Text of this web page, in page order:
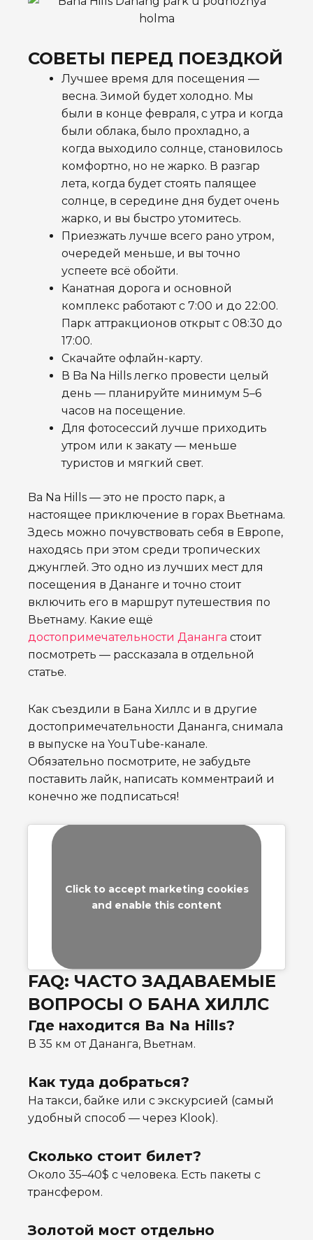
СОВЕТЫ ПЕРЕД ПОЕЗДКОЙ
Лучшее время для посещения —
весна. Зимой будет холодно. Мы
были в конце февраля, с утра и когда
были облака, было прохладно, а
когда выходило солнце, становилось
комфортно, но не жарко. В разгар
лета, когда будет стоять палящее
солнце, в середине дня будет очень
жарко, и вы быстро утомитесь.
Приезжать лучше всего рано утром,
очередей меньше, и вы точно
успеете всё обойти.
Канатная дорога и основной
комплекс работают с 7:00 и до 22:00.
Парк аттракционов открыт с 08:30 до
17:00.
Скачайте офлайн-карту.
В Ba Na Hills легко провести целый
день — планируйте минимум 5–6
часов на посещение.
Для фотосессий лучше приходить
утром или к закату — меньше
туристов и мягкий свет.
Ba Na Hills — это не просто парк, а
настоящее приключение в горах Вьетнама.
Здесь можно почувствовать себя в Европе,
находясь при этом среди тропических
джунглей. Это одно из лучших мест для
посещения в Дананге и точно стоит
включить его в маршрут путешествия по
Вьетнаму. Какие ещё
достопримечательности Дананга стоит
посмотреть — рассказала в отдельной
статье.
Как съездили в Бана Хиллс и в другие
достопримечательности Дананга, снимала
в выпуске на YouTube-канале.
Обязательно посмотрите, не забудьте
поставить лайк, написать комментраий и
конечно же подписаться!
Click to accept marketing cookies
and enable this content
FAQ: ЧАСТО ЗАДАВАЕМЫЕ
ВОПРОСЫ О БАНА ХИЛЛС
Где находится Ba Na Hills?
В 35 км от Дананга, Вьетнам.
Как туда добраться?
На такси, байке или с экскурсией (самый
удобный способ — через Klook).
Сколько стоит билет?
Около 35–40$ с человека. Есть пакеты с
трансфером.
Золотой мост отдельно